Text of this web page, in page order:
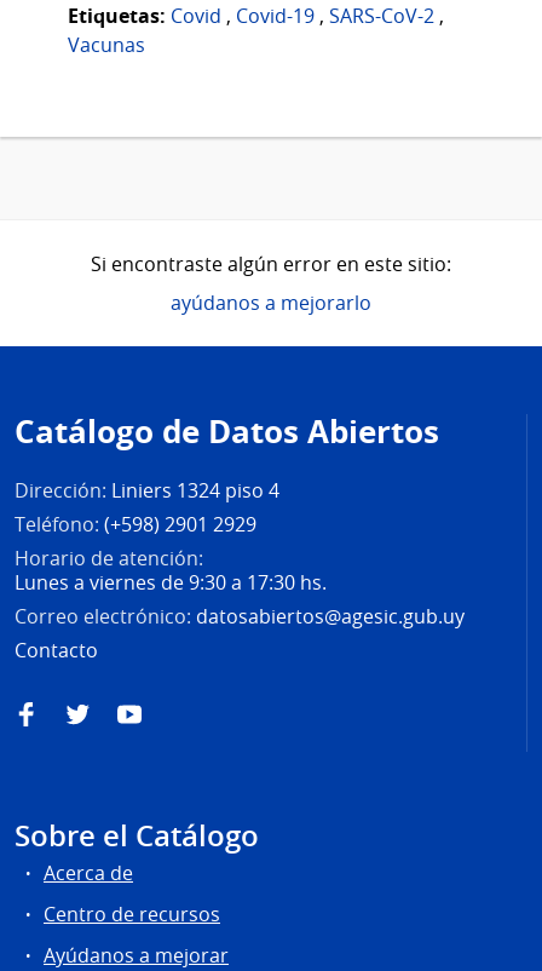
Etiquetas: Covid , Covid-19 , SARS-CoV-2 ,
Vacunas
Si encontraste algún error en este sitio:
ayúdanos a mejorarlo
de
página
Catálogo de Datos Abiertos
Dirección: Liniers 1324 piso 4
Teléfono: (+598) 2901 2929
Horario de atención:
Lunes a viernes de 9:30 a 17:30 hs.
Correo electrónico: datosabiertos@agesic.gub.uy
Contacto
FacebookTwitterYouTube
Sobre el Catálogo
Acerca de
Centro de recursos
Ayúdanos a mejorar